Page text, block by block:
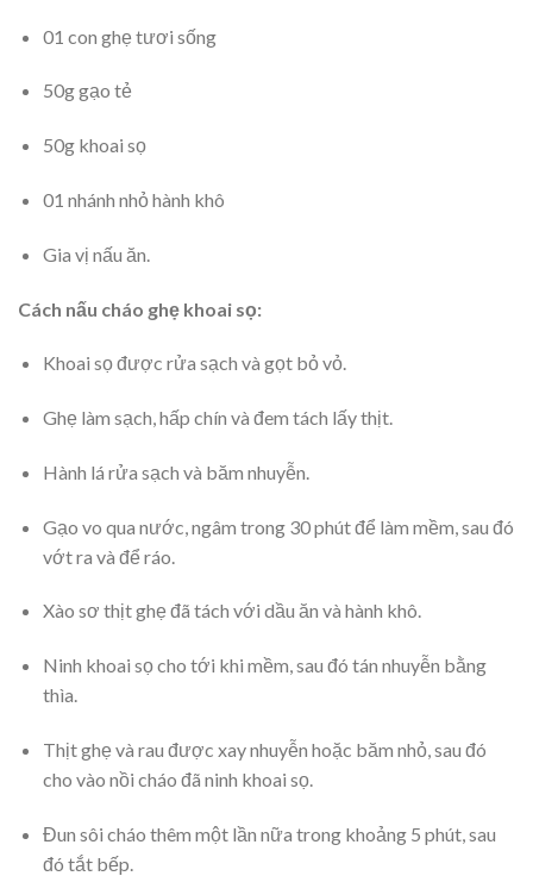
01 con ghẹ tươi sống
50g gạo tẻ
50g khoai sọ
01 nhánh nhỏ hành khô
Gia vị nấu ăn.
Cách nấu cháo ghẹ khoai sọ:
Khoai sọ được rửa sạch và gọt bỏ vỏ.
Ghẹ làm sạch, hấp chín và đem tách lấy thịt.
Hành lá rửa sạch và băm nhuyễn.
Gạo vo qua nước, ngâm trong 30 phút để làm mềm, sau đó
vớt ra và để ráo.
Xào sơ thịt ghẹ đã tách với dầu ăn và hành khô.
Ninh khoai sọ cho tới khi mềm, sau đó tán nhuyễn bằng
thìa.
Thịt ghẹ và rau được xay nhuyễn hoặc băm nhỏ, sau đó
cho vào nồi cháo đã ninh khoai sọ.
Đun sôi cháo thêm một lần nữa trong khoảng 5 phút, sau
đó tắt bếp.